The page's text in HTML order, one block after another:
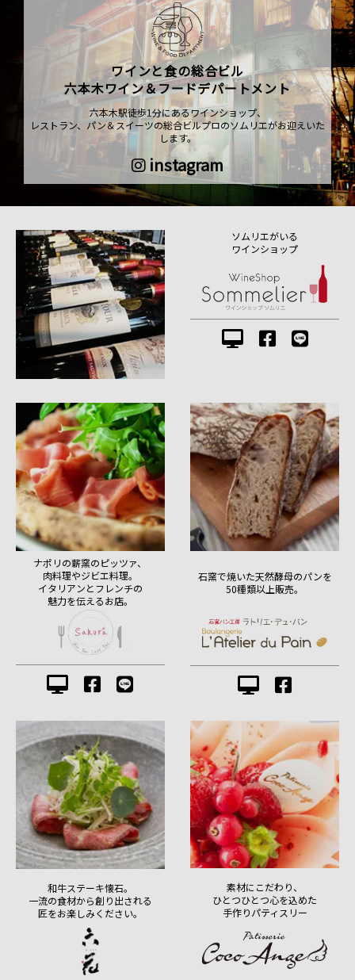
ワインと食の総合ビル
六本木ワイン＆フードデパートメント
六本木駅徒歩1分にあるワインショップ、
レストラン、パン＆スイーツの総合ビルプロのソムリエがお迎えいた
します。
instagram
ソムリエがいる
ワインショップ
ナポリの薪窯のピッツァ、
肉料理やジビエ料理。
イタリアンとフレンチの
魅力を伝えるお店。
石窯で焼いた天然酵母のパンを
50種類以上販売。
和牛ステーキ懐石。
一流の食材から創り出される
匠をお楽しみください。
素材にこだわり、
ひとつひとつ心を込めた
手作りパティスリー